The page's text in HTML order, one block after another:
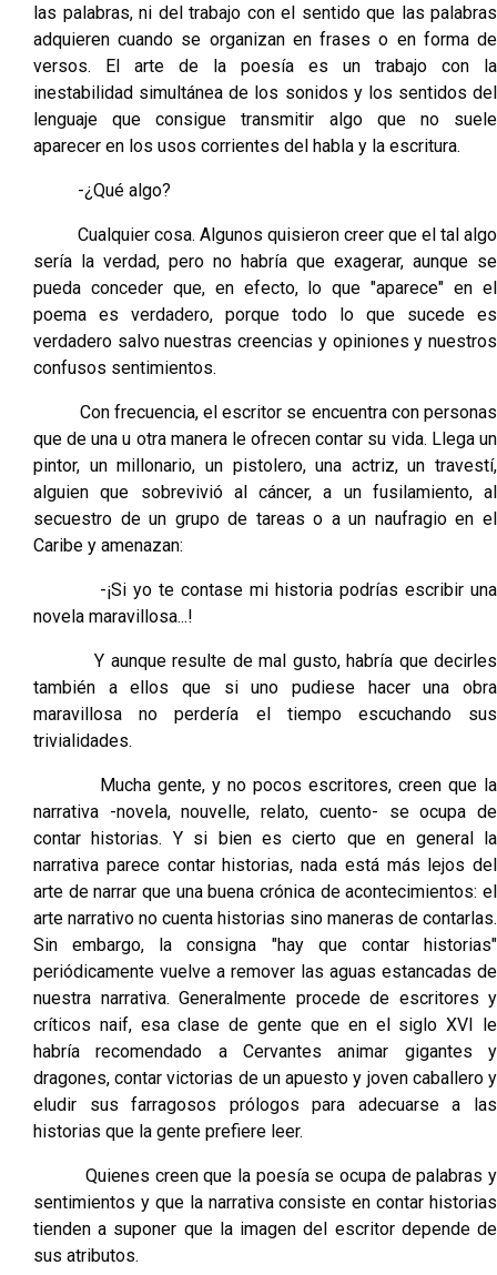
las palabras, ni del trabajo con el sentido que las palabras
adquieren cuando se organizan en frases o en forma de
versos. El arte de la poesía es un trabajo con la
inestabilidad simultánea de los sonidos y los sentidos del
lenguaje que consigue transmitir algo que no suele
aparecer en los usos corrientes del habla y la escritura.
-¿Qué algo?
Cualquier cosa. Algunos quisieron creer que el tal algo
sería la verdad, pero no habría que exagerar, aunque se
pueda conceder que, en efecto, lo que "aparece" en el
poema es verdadero, porque todo lo que sucede es
verdadero salvo nuestras creencias y opiniones y nuestros
confusos sentimientos.
Con frecuencia, el escritor se encuentra con personas
que de una u otra manera le ofrecen contar su vida. Llega un
pintor, un millonario, un pistolero, una actriz, un travestí,
alguien que sobrevivió al cáncer, a un fusilamiento, al
secuestro de un grupo de tareas o a un naufragio en el
Caribe y amenazan:
-¡Si yo te contase mi historia podrías escribir una
novela maravillosa...!
Y aunque resulte de mal gusto, habría que decirles
también a ellos que si uno pudiese hacer una obra
maravillosa no perdería el tiempo escuchando sus
trivialidades.
Mucha gente, y no pocos escritores, creen que la
narrativa -novela, nouvelle, relato, cuento- se ocupa de
contar historias. Y si bien es cierto que en general la
narrativa parece contar historias, nada está más lejos del
arte de narrar que una buena crónica de acontecimientos: el
arte narrativo no cuenta historias sino maneras de contarlas.
Sin embargo, la consigna "hay que contar historias"
periódicamente vuelve a remover las aguas estancadas de
nuestra narrativa. Generalmente procede de escritores y
críticos naif, esa clase de gente que en el siglo XVI le
habría recomendado a Cervantes animar gigantes y
dragones, contar victorias de un apuesto y joven caballero y
eludir sus farragosos prólogos para adecuarse a las
historias que la gente prefiere leer.
Quienes creen que la poesía se ocupa de palabras y
sentimientos y que la narrativa consiste en contar historias
tienden a suponer que la imagen del escritor depende de
sus atributos.